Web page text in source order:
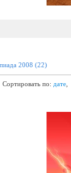
2008 (22)
Сортировать по: дате,